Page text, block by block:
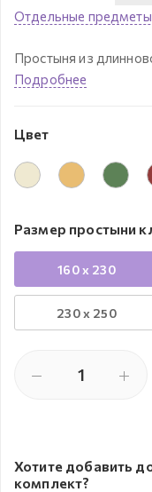
Отдельные
Простыня из
Подробнее
Цвет
Размер простыни
160 x 230
230 х 250
Хотите добавить
комплект?